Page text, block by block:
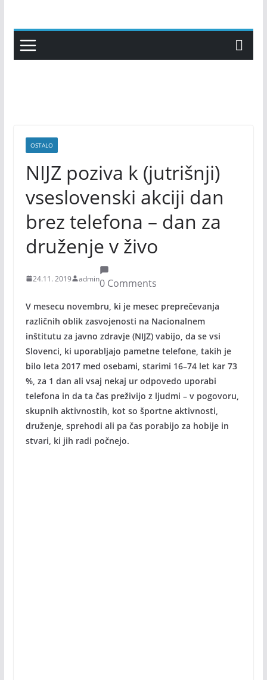
content
OSTALO
NIJZ poziva k (jutrišnji)
vseslovenski akciji dan
brez telefona – dan za
druženje v živo
24.11. 2019 admin0 Comments
V mesecu novembru, ki je mesec preprečevanja
različnih oblik zasvojenosti na Nacionalnem
inštitutu za javno zdravje (NIJZ) vabijo, da se vsi
Slovenci, ki uporabljajo pametne telefone, takih je
bilo leta 2017 med osebami, starimi 16–74 let kar 73
%, za 1 dan ali vsaj nekaj ur odpovedo uporabi
telefona in da ta čas preživijo z ljudmi – v pogovoru,
skupnih aktivnostih, kot so športne aktivnosti,
druženje, sprehodi ali pa čas porabijo za hobije in
stvari, ki jih radi počnejo.